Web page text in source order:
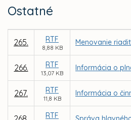
Ostatné
265. RTF
8,88 KB
Menovanie
266. RTF
13,07 KB
Informácia o
267. RTF
11,8 KB
Informácia o
RTF